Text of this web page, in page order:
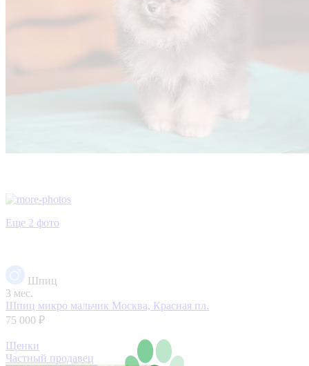
Еще 2 фото
Шпиц
3 мес.
Шпиц микро мальчик Москва, Красная пл.
75 000 ₽
Щенки
Частный продавец